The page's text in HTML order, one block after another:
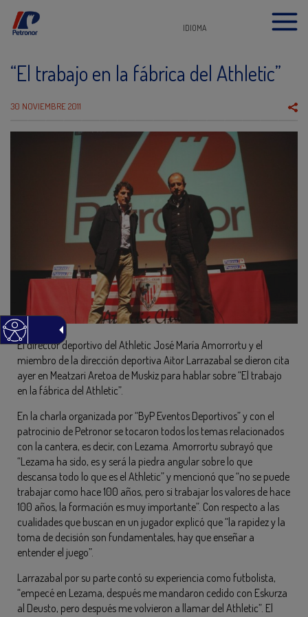
IDIOMA
“El trabajo en la fábrica del Athletic”
30 NOVIEMBRE 2011
El director deportivo del Athletic José María Amorrortu y el
miembro de la dirección deportiva Aitor Larrazabal se dieron cita
ayer en Meatzari Aretoa de Muskiz para hablar sobre “El trabajo
en la fábrica del Athletic”.
En la charla organizada por “ByP Eventos Deportivos” y con el
patrocinio de Petronor se tocaron todos los temas relacionados
con la cantera, es decir, con Lezama. Amorrortu subrayó que
“Lezama ha sido, es y será la piedra angular sobre lo que
descansa todo lo que es el Athletic” y mencionó que “no se puede
trabajar como hace 100 años, pero si trabajar los valores de hace
100 años, la formación es muy importante”. Con respecto a las
cualidades que buscan en un jugador explicó que “la rapidez y la
toma de decisión son fundamentales, hay que enseñar a
entender el juego”.
Larrazabal por su parte contó su experiencia como futbolista,
“empecé en Lezama, después me mandaron cedido con Eskurza
al Deusto, pero después me volvieron a llamar del Athletic”. El